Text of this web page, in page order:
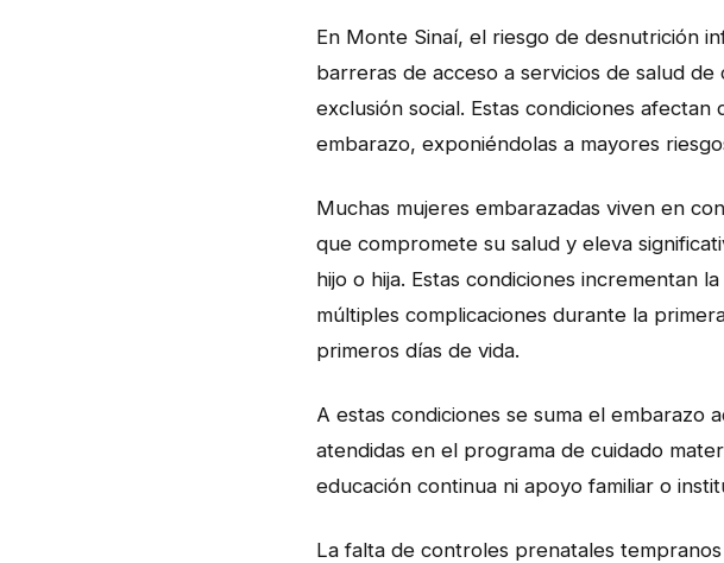
En Monte Sinaí, el riesgo de desnutrición
barreras de acceso a servicios de salud
exclusión social. Estas condiciones
embarazo, exponiéndolas a mayores
Muchas mujeres embarazadas viven en
que compromete su salud y eleva
hijo o hija. Estas condiciones incrementan
múltiples complicaciones durante la
primeros días de vida.
A estas condiciones se suma el embarazo
atendidas en el programa de cuidado
educación continua ni apoyo familiar o
La falta de controles prenatales